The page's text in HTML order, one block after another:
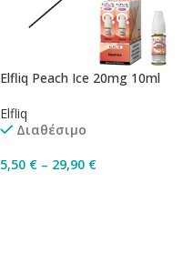
Elfliq Peach Ice 20mg 10ml
Elfliq
Διαθέσιμο
5,50 € – 29,90 €